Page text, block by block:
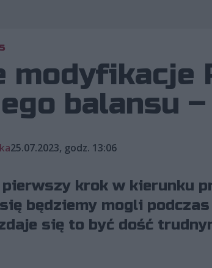
modyfikacje
balansu –
25.07.2023, godz. 13:06
pierwszy krok w kierunku
będziemy mogli
się to być dość